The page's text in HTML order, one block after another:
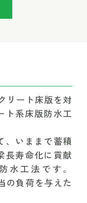
リート床版を対
ト系床版防水工
、いままで蓄積
長寿命化に貢献
水工法です。
の負荷を与えた